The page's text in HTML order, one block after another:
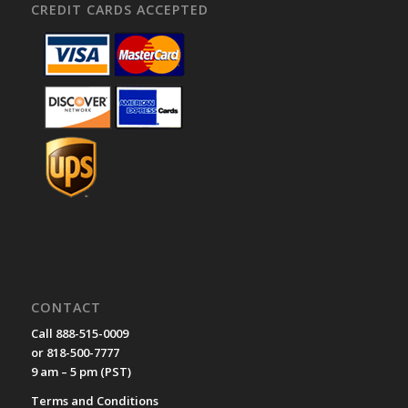
CREDIT CARDS ACCEPTED
CONTACT
Call 888-515-0009
or 818-500-7777
9 am – 5 pm (PST)
Terms and Conditions